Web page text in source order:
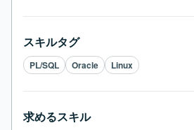
スキルタグ
PL/SQL Oracle Linux
求めるスキル